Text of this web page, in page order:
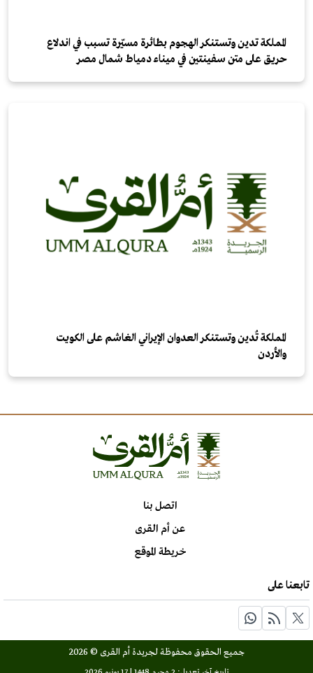
المملكة تدين وتستنكر الهجوم بطائرة مسيّرة تسبب في اندلاع
حريق على متن سفينتين في ميناء دمياط شمال مصر
المملكة تُدين وتستنكر العدوان الإيراني الغاشم على الكويت
والأردن
اتصل بنا
عن أم القرى
خريطة الموقع
تابعنا على
جميع الحقوق محفوظة لجريدة أم القرى © 2026